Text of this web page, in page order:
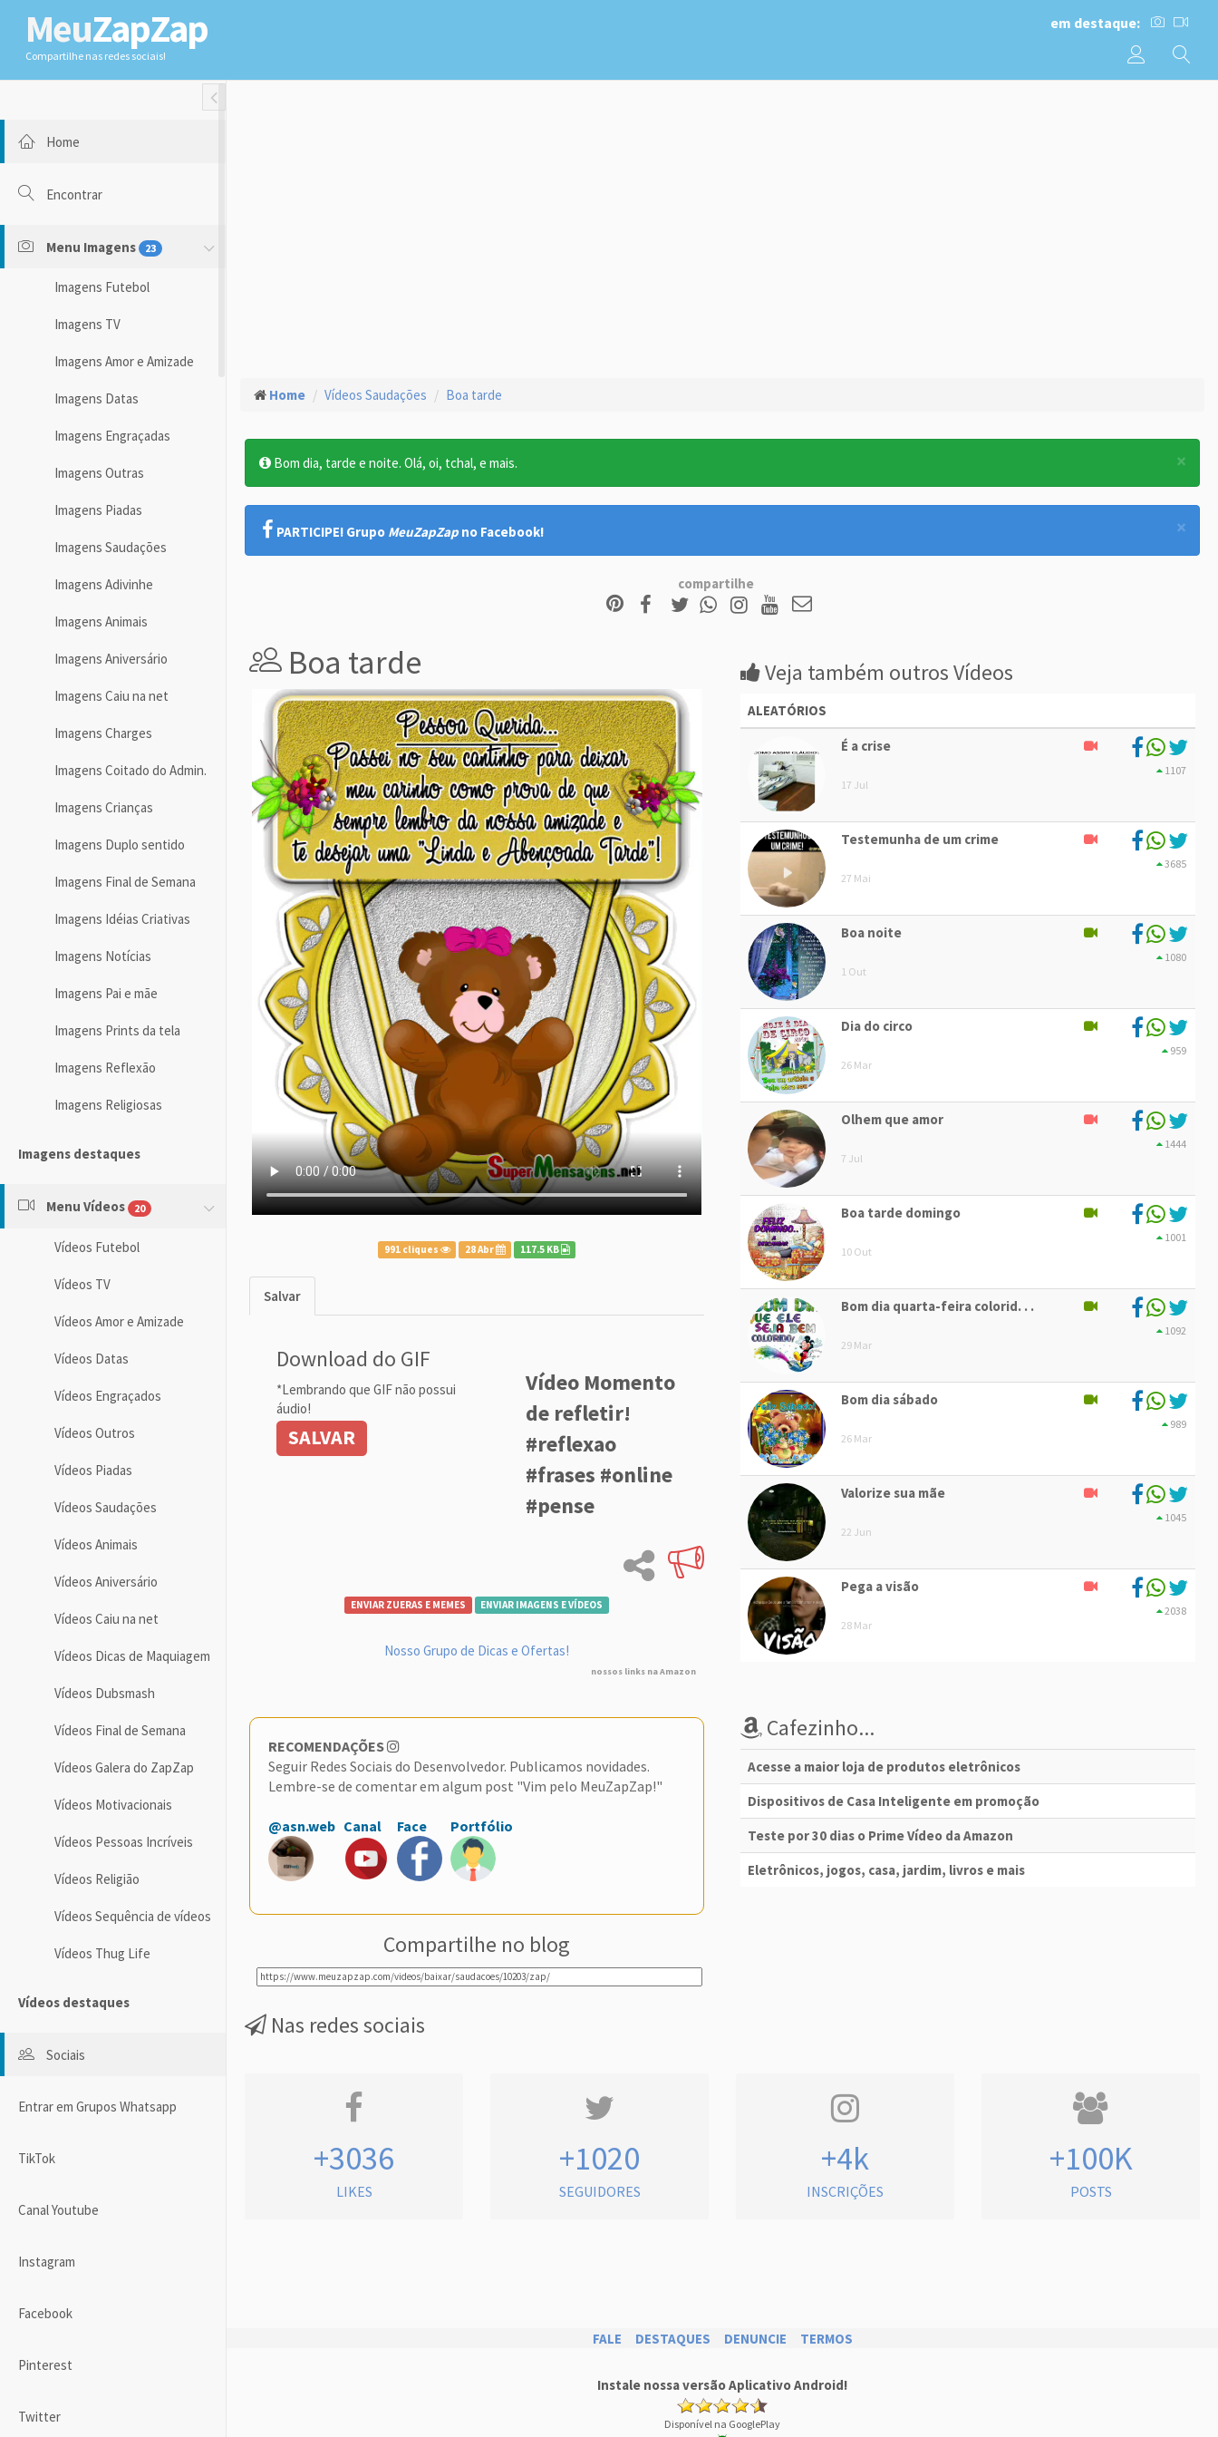
MeuZapZap
Compartilhe nas redes sociais!
em destaque:
Toggle Fullwidth
Home
Encontrar
Menu Imagens 23
Imagens Futebol
Imagens TV
Imagens Amor e Amizade
Imagens Datas
Imagens Engraçadas
Imagens Outras
Imagens Piadas
Imagens Saudações
Imagens Adivinhe
Imagens Animais
Imagens Aniversário
Imagens Caiu na net
Imagens Charges
Imagens Coitado do Admin.
Imagens Crianças
Imagens Duplo sentido
Imagens Final de Semana
Imagens Idéias Criativas
Imagens Notícias
Imagens Pai e mãe
Imagens Prints da tela
Imagens Reflexão
Imagens Religiosas
Imagens destaques
Menu Vídeos 20
Vídeos Futebol
Vídeos TV
Vídeos Amor e Amizade
Vídeos Datas
Vídeos Engraçados
Vídeos Outros
Vídeos Piadas
Vídeos Saudações
Vídeos Animais
Vídeos Aniversário
Vídeos Caiu na net
Vídeos Dicas de Maquiagem
Vídeos Dubsmash
Vídeos Final de Semana
Vídeos Galera do ZapZap
Vídeos Motivacionais
Vídeos Pessoas Incríveis
Vídeos Religião
Vídeos Sequência de vídeos
Vídeos Thug Life
Vídeos destaques
Sociais
Entrar em Grupos Whatsapp
TikTok
Canal Youtube
Instagram
Facebook
Pinterest
Twitter
Home Vídeos Saudações Boa tarde
×
Bom dia, tarde e noite. Olá, oi, tchal, e mais.
×
PARTICIPE! Grupo MeuZapZap no Facebook!
compartilhe
Boa tarde
991 cliques 28 Abr 117.5 KB
Salvar
Download do GIF
*Lembrando que GIF não possui
áudio!
SALVAR
Vídeo Momento
de refletir!
#reflexao
#frases #online
#pense
ENVIAR ZUERAS E MEMES ENVIAR IMAGENS E VÍDEOS
Nosso Grupo de Dicas e Ofertas!
nossos links na Amazon
RECOMENDAÇÕES
Seguir Redes Sociais do Desenvolvedor. Publicamos novidades.
Lembre-se de comentar em algum post "Vim pelo MeuZapZap!"
@asn.web Canal Face Portfólio
Compartilhe no blog
Veja também outros Vídeos
ALEATÓRIOS
É a crise
17 Jul
1107
Testemunha de um crime
27 Mai
3685
Boa noite
1 Out
1080
Dia do circo
26 Mar
959
Olhem que amor
7 Jul
1444
Boa tarde domingo
10 Out
1001
Bom dia quarta-feira colorid. . .
29 Mar
1092
Bom dia sábado
26 Mar
989
Valorize sua mãe
22 Jun
1045
Pega a visão
28 Mar
2038
Cafezinho...
Acesse a maior loja de produtos eletrônicos
Dispositivos de Casa Inteligente em promoção
Teste por 30 dias o Prime Vídeo da Amazon
Eletrônicos, jogos, casa, jardim, livros e mais
Nas redes sociais
+3036
LIKES
+1020
SEGUIDORES
+4k
INSCRIÇÕES
+100K
POSTS
FALE DESTAQUES DENUNCIE TERMOS
Instale nossa versão Aplicativo Android!
Disponível na GooglePlay